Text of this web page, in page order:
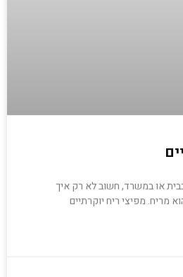
או במשרד, חשוב לא רק איך
מריח. מפיצי ריח יוקרתיים